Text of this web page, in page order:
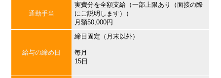
通勤手当
実費分を全額支給（一部上限あり（面接の際
にご説明します））
月額50,000円
給与の締め日
締日固定（月末以外）
毎月
15日